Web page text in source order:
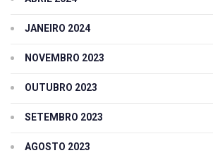
JANEIRO 2024
NOVEMBRO 2023
OUTUBRO 2023
SETEMBRO 2023
AGOSTO 2023